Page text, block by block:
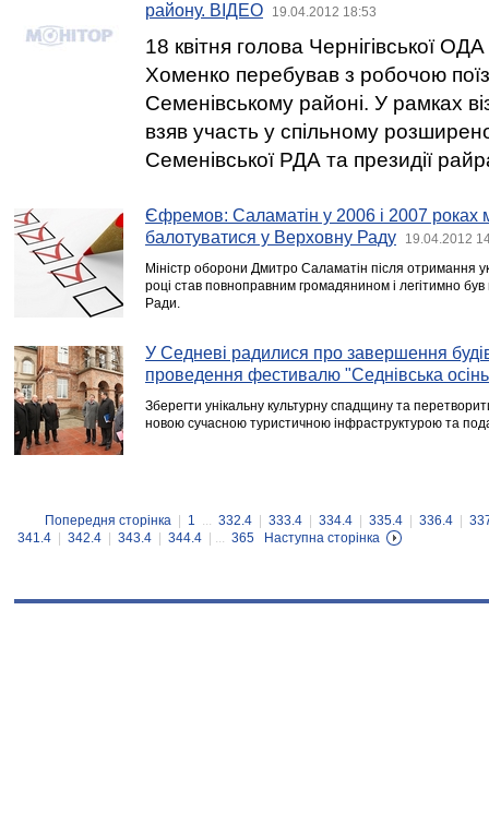
району. ВІДЕО
19.04.2012 18:53
18 квітня голова Чернігівської
Хоменко перебував з робочою
Семенівському районі. У рамках
взяв участь у спільному
Семенівської РДА та президії
Єфремов: Саламатін у 2006 і 2007 роках
балотуватися у Верховну Раду
19.04.2012
Міністр оборони Дмитро Саламатін після отримання
році став повноправним громадянином і легітимно
Ради.
У Седневі радилися про завершення
проведення фестивалю "Седнівська
Зберегти унікальну культурну спадщину та
новою сучасною туристичною інфраструктурою та
Попередня сторінка 1 ... 332.4 333.4 334.4 335.4 336.4
341.4
342.4 343.4 344.4 | ... 365 Наступна сторінка